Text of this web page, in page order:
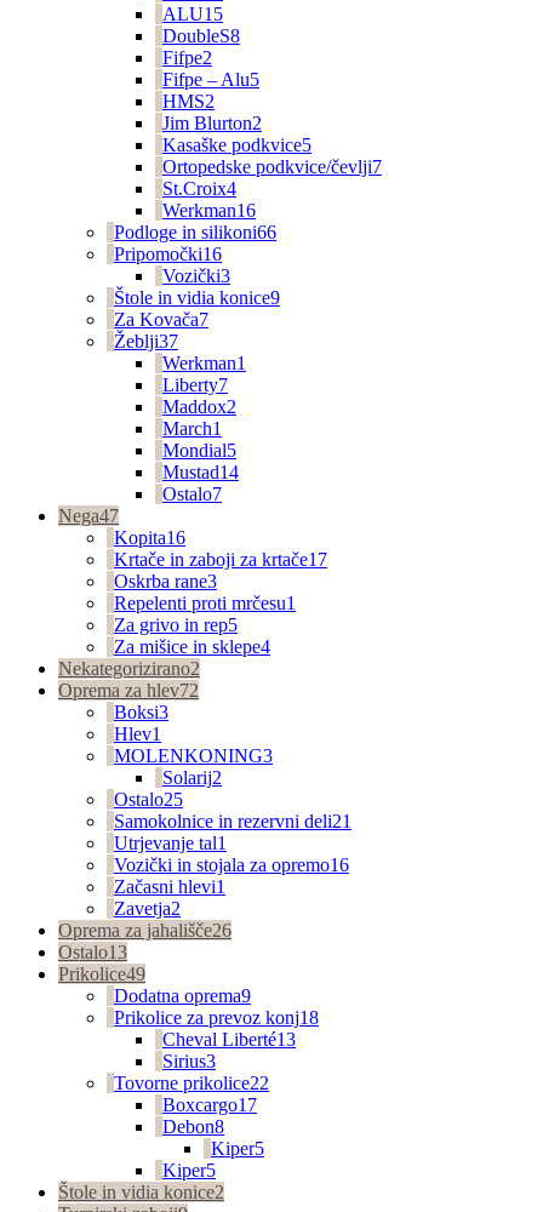
ALU15
DoubleS8
Fifpe2
Fifpe – Alu5
HMS2
Jim Blurton2
Kasaške podkvice5
Ortopedske podkvice/čevlji7
St.Croix4
Werkman16
Podloge in silikoni66
Pripomočki16
Vozički3
Štole in vidia konice9
Za Kovača7
Žeblji37
Werkman1
Liberty7
Maddox2
March1
Mondial5
Mustad14
Ostalo7
Nega47
Kopita16
Krtače in zaboji za krtače17
Oskrba rane3
Repelenti proti mrčesu1
Za grivo in rep5
Za mišice in sklepe4
Nekategorizirano2
Oprema za hlev72
Boksi3
Hlev1
MOLENKONING3
Solarij2
Ostalo25
Samokolnice in rezervni deli21
Utrjevanje tal1
Vozički in stojala za opremo16
Začasni hlevi1
Zavetja2
Oprema za jahališče26
Ostalo13
Prikolice49
Dodatna oprema9
Prikolice za prevoz konj18
Cheval Liberté13
Sirius3
Tovorne prikolice22
Boxcargo17
Debon8
Kiper5
Kiper5
Štole in vidia konice2